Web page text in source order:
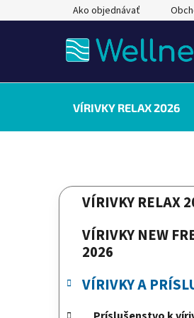
na
Ako objednávať
VÍRIVKY RELAX 2026
B
p
Preskočiť
kategórie
K
r
VÍRIVKY RELAX
VÍRIVKY NEW
2026
VÍRIVKY A